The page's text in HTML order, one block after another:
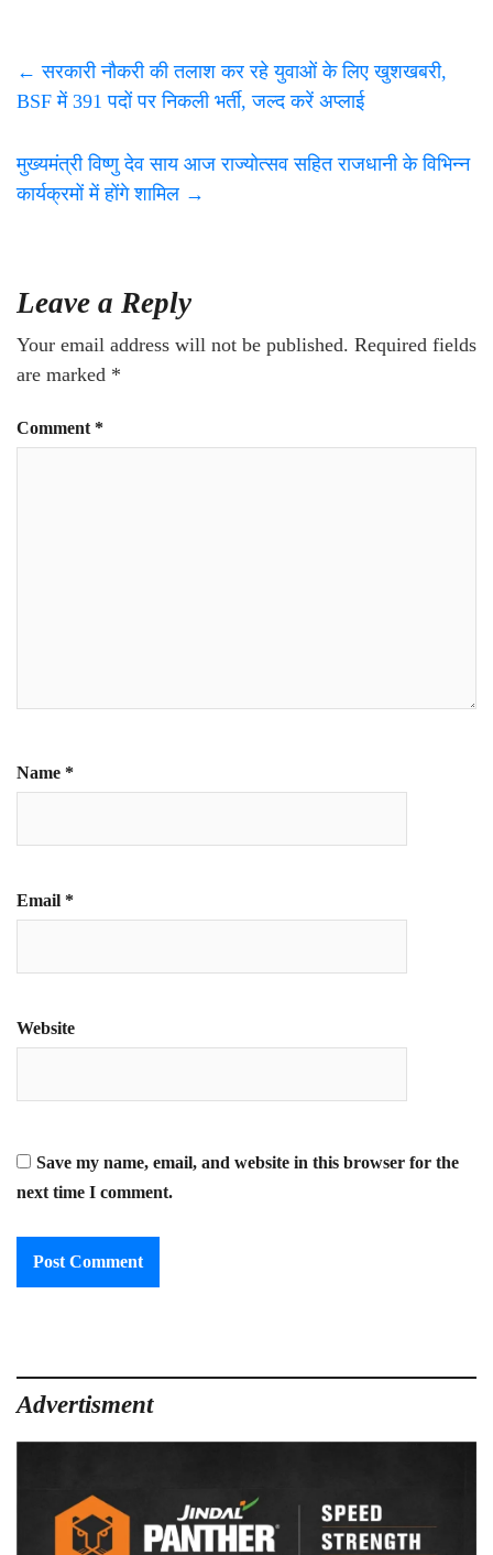
← सरकारी नौकरी की तलाश कर रहे युवाओं के लिए खुशखबरी,
BSF में 391 पदों पर निकली भर्ती, जल्द करें अप्लाई
मुख्यमंत्री विष्णु देव साय आज राज्योत्सव सहित राजधानी के विभिन्न
कार्यक्रमों में होंगे शामिल →
Leave a Reply
Your email address will not be published. Required fields
are marked *
Comment *
Name *
Email *
Website
Save my name, email, and website in this browser for the
next time I comment.
Advertisment